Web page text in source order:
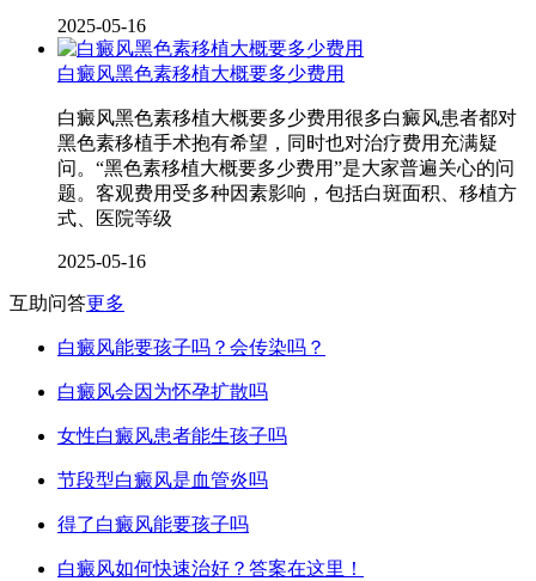
2025-05-16
白癜风黑色素移植大概要多少费用
白癜风黑色素移植大概要多少费用很多白癜风患者都对
黑色素移植手术抱有希望，同时也对治疗费用充满疑
问。“黑色素移植大概要多少费用”是大家普遍关心的问
题。客观费用受多种因素影响，包括白斑面积、移植方
式、医院等级
2025-05-16
互助问答更多
白癜风能要孩子吗？会传染吗？
白癜风会因为怀孕扩散吗
女性白癜风患者能生孩子吗
节段型白癜风是血管炎吗
得了白癜风能要孩子吗
白癜风如何快速治好？答案在这里！